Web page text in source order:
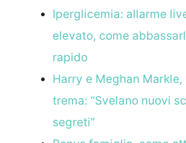
Iperglicemia: allarme
elevato, come
rapido
Harry e Meghan Markle,
trema: “Svelano nuovi
segreti”